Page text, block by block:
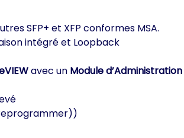
SFP+ et XFP conformes MSA.
intégré et Loopback
avec un Module